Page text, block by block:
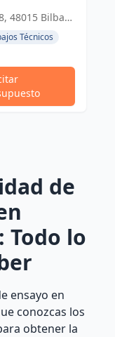
48015 Bilbao,
Técnicos
de
Todo lo
ensayo en
conozcas los
obtener la